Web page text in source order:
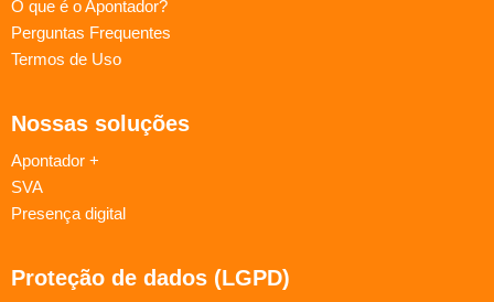
O que é o Apontador?
Perguntas Frequentes
Termos de Uso
Nossas soluções
Apontador +
SVA
Presença digital
Proteção de dados (LGPD)